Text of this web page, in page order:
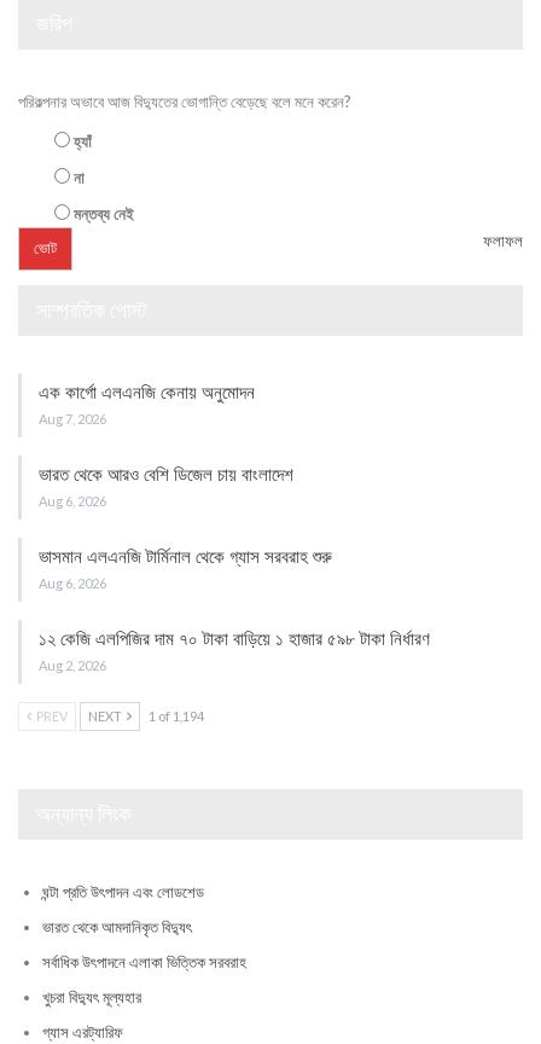
পরিকল্পনার অভাবে আজ বিদ্যুতের ভোগান্তি বেড়েছে বলে মনে করেন?
হ্যাঁ
না
মন্তব্য নেই
ফলাফল
এক কার্গো এলএনজি কেনায় অনুমোদন
Aug 7, 2026
ভারত থেকে আরও বেশি ডিজেল চায় বাংলাদেশ
Aug 6, 2026
ভাসমান এলএনজি টার্মিনাল থেকে গ্যাস সরবরাহ শুরু
Aug 6, 2026
১২ কেজি এলপিজির দাম ৭০ টাকা বাড়িয়ে ১ হাজার ৫৯৮ টাকা নির্ধারণ
Aug 2, 2026
PREV NEXT 1 of 1,194
ঘন্টা প্রতি উৎপাদন এবং লোডশেড
ভারত থেকে আমদানিকৃত বিদ্যুৎ
সর্বাধিক উৎপাদনে এলাকা ভিত্তিক সরবরাহ
খুচরা বিদ্যুৎ মূল্যহার
গ্যাস এরট্যারিফ